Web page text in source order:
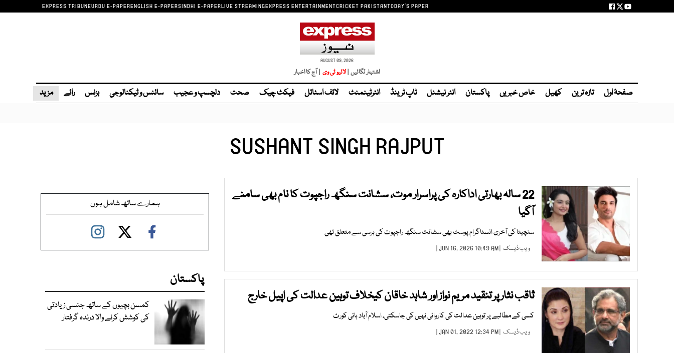
EXPRESS TRIBUNEURDU E-PAPERENGLISH E-PAPERSINDHI E-PAPERLIVE STREAMINGEXPRESS ENTERTAINMENTCRICKET PAKISTANTODAY'S PAPER
AUGUST 09, 2026
اشتہار لگائیں |لائیو ٹی وی | آج کا اخبار
صفحۂ اول تازہ ترین کھیل خاص خبریں پاکستان انٹر نیشنل ٹاپ ٹرینڈ انٹرٹینمنٹ لائف اسٹائل فیکٹ چیک صحت دلچسپ و عجیب سائنس و ٹیکنالوجی بزنس رائے مزید
SUSHANT SINGH RAJPUT
22 سالہ بھارتی اداکارہ کی پراسرار موت، سشانت سنگھ راجپوت کا نام بھی سامنے
آگیا
سنچیتا کی آخری انسٹاگرام پوسٹ بھی سشانت سنگھ راجپوت کی برسی سے متعلق تھی
ویب ڈیسک | JUN 16, 2026 10:49 AM |
ثاقب نثار پر تنقید مریم نواز اور شاہد خاقان کیخلاف توہین عدالت کی اپیل خارج
کسی کے مطالبے پر توہین عدالت کی کاروائی نہیں کی جاسکتی، اسلام آباد ہائی کورٹ
ویب ڈیسک | JAN 01, 2022 12:34 PM |
ہمارے ساتھ شامل ہوں
پاکستان
کمسن بچیوں کے ساتھ جنسی زیادتی
کی کوشش کرنے والا درندہ گرفتار